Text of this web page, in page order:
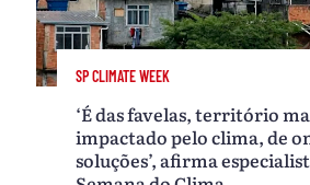
SP CLIMATE WEEK
‘É das favelas, território
impactado pelo clima, de
soluções’, afirma